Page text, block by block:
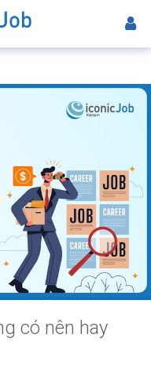
có nên hay